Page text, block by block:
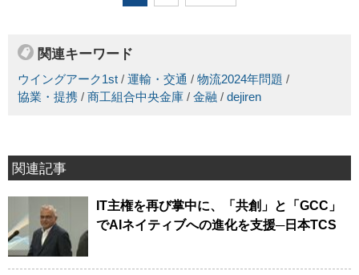
関連キーワード
ウイングアーク1st / 運輸・交通 / 物流2024年問題 /
協業・提携 / 商工組合中央金庫 / 金融 / dejiren
関連記事
IT主権を再び掌中に、「共創」と「GCC」
でAIネイティブへの進化を支援─日本TCS